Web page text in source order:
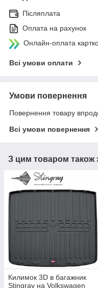
Післяплата
Оплата на рахунок
Онлайн-оплата
Всі умови оплати
Умови повернення
Повернення товару
Всі умови повернення
З цим товаром також
Килимок 3D в багажник
Stingray на Volkswagen